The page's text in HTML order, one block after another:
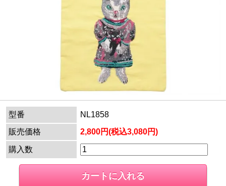
型番
NL1858
販売価格
2,800円(税込3,080円)
購入数